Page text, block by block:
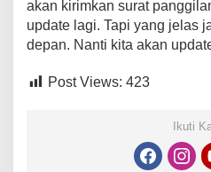
akan kirimkan surat
update lagi. Tapi yang jelas
depan. Nanti kita akan
Post Views: 423
Ikuti